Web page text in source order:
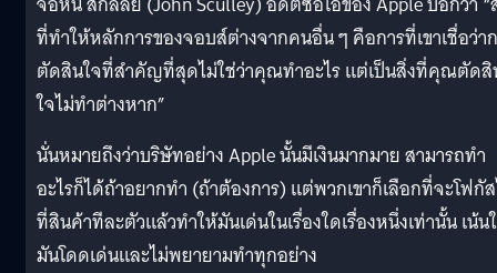
ที่ทำให้หลักการของจอบส์ต่างจากคนอื่น ๆ คือการที่เขาเชื่อว่า
ตัดสินใจที่สำคัญที่สุดไม่ใช่ว่าคุณทำอะไร แต่เป็นสิ่งที่คุณตัด
ใจไม่ทำต่างหาก”
นั่นหมายถึงว่าบริษัทอย่าง Apple นั้นมีเงินมากมาย สามารถทำ
อะไรก็ได้ถ้าอยากทำ (ถ้าต้องการ) แต่พวกเขาก็เลือกที่จะโฟกั
ที่สินค้าทีละตัวแล้วทำให้มันเด่นในเรื่องใดเรื่องหนึ่งเท่านั้น เน้น
มันโดดเด่นและไม่พยายามทำทุกอย่าง